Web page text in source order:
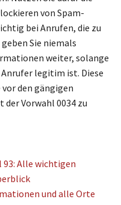
von Spam-
bei Anrufen, die zu
Sie niemals
weiter, solange
Anrufer legitim ist. Diese
den gängigen
Vorwahl 0034 zu
Alle wichtigen
und alle Orte